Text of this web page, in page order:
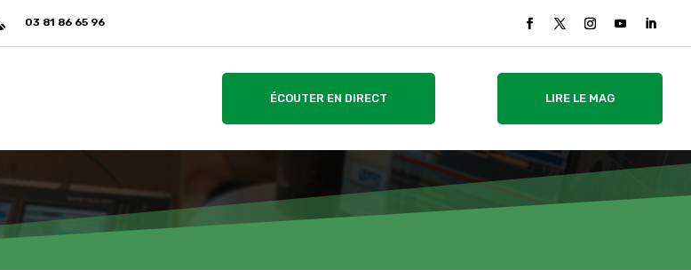
03 81 86 65 96
ÉCOUTER EN DIRECT LIRE LE MAG